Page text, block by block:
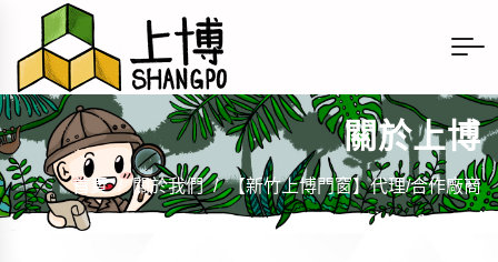
關於上博
首頁 / 關於我們 / 【新竹上博門窗】代理/合作廠商